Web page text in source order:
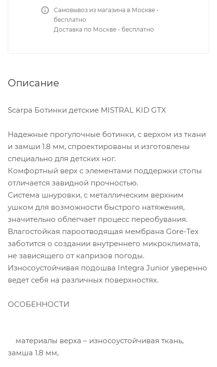
Самовывоз из магазина в Москве -
бесплатно
Доставка по Москве - бесплатно
Описание
Scarpa Ботинки детские MISTRAL KID GTX
Надежные прогулочные ботинки, с верхом из ткани
и замши 1.8 мм, спроектированы и изготовлены
специально для детских ног.
Комфортный верх с элементами поддержки стопы
отличается завидной прочностью.
Система шнуровки, с металлическим верхним
ушком для возможности быстрого натяжения,
значительно облегчает процесс переобувания.
Влагостойкая пароотводящая мембрана Gore-Tex
заботится о создании внутреннего микроклимата,
не зависящего от капризов погоды.
Износоустойчивая подошва Integra Junior уверенно
ведет себя на различных поверхностях.
ОСОБЕННОСТИ
материалы верха – износоустойчивая ткань,
замша 1.8 мм,